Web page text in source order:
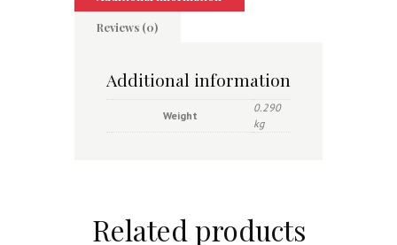
Reviews (0)
Additional information
Weight
0.290
kg
Related products